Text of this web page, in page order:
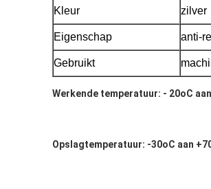
Kleur zilver
Eigenschap anti-rel
Gebruikt
Werkende temperatuur: - 20oC
Opslagtemperatuur: -30oC aan